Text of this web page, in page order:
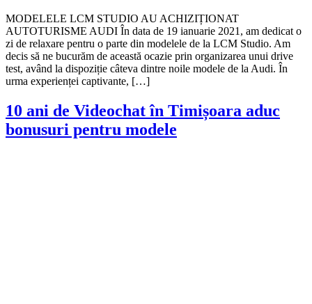
MODELELE LCM STUDIO AU ACHIZIȚIONAT
AUTOTURISME AUDI În data de 19 ianuarie 2021, am dedicat o
zi de relaxare pentru o parte din modelele de la LCM Studio. Am
decis să ne bucurăm de această ocazie prin organizarea unui drive
test, având la dispoziție câteva dintre noile modele de la Audi. În
urma experienței captivante, […]
10 ani de Videochat în Timișoara aduc
bonusuri pentru modele